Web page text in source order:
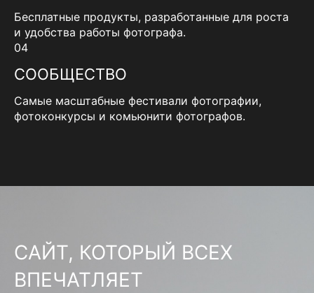
Бесплатные продукты, разработанные для роста
и удобства работы фотографа.
04
СООБЩЕСТВО
Самые масштабные фестивали фотографии,
фотоконкурсы и комьюнити фотографов.
САЙТ, КОТОРЫЙ ВСЕХ
ВПЕЧАТЛЯЕТ